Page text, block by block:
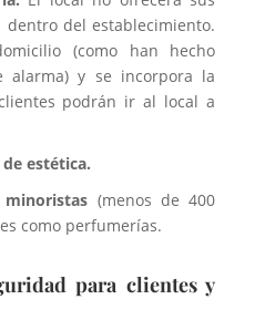
del establecimiento.
(como han hecho
alarma) y se incorpora la
podrán ir al local a
estética.
minoristas (menos de 400
como perfumerías.
para clientes y